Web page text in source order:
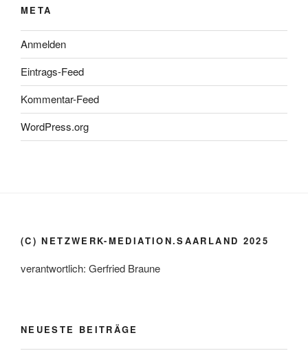
META
Anmelden
Eintrags-Feed
Kommentar-Feed
WordPress.org
(C) NETZWERK-MEDIATION.SAARLAND 2025
verantwortlich: Gerfried Braune
NEUESTE BEITRÄGE